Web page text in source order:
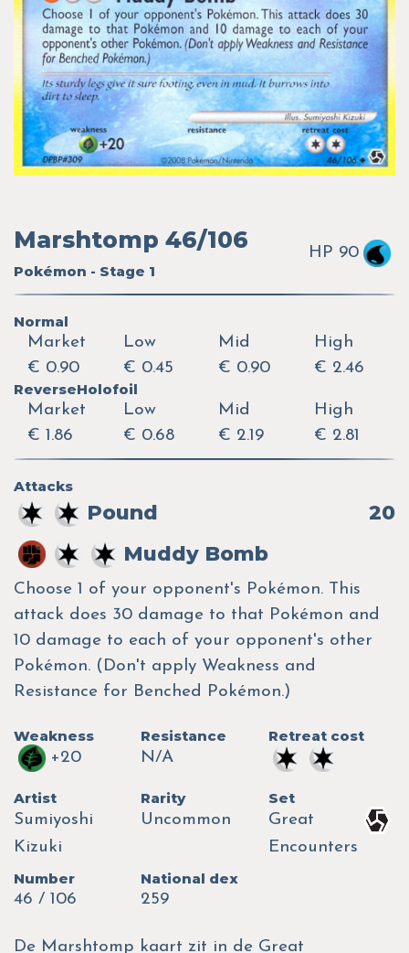
Marshtomp 46/106
Pokémon - Stage 1
HP 90
Normal
Market
€ 0.90
Low
€ 0.45
Mid
€ 0.90
High
€ 2.46
ReverseHolofoil
Market
€ 1.86
Low
€ 0.68
Mid
€ 2.19
High
€ 2.81
Attacks
Pound
20
Muddy Bomb
Choose 1 of your opponent's Pokémon. This
attack does 30 damage to that Pokémon and
10 damage to each of your opponent's other
Pokémon. (Don't apply Weakness and
Resistance for Benched Pokémon.)
Weakness
+20
Resistance
N/A
Retreat cost
Artist
Sumiyoshi
Kizuki
Rarity
Uncommon
Set
Great
Encounters
Number
46 / 106
National dex
259
De Marshtomp kaart zit in de Great